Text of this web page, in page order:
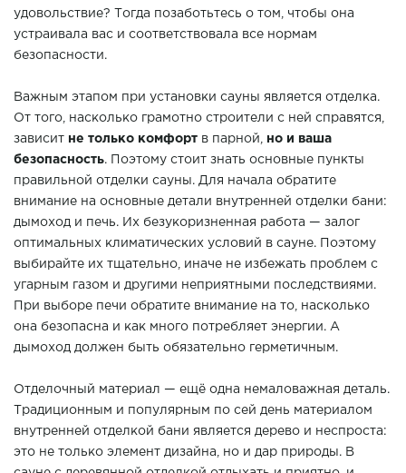
удовольствие? Тогда позаботьтесь о том, чтобы она
устраивала вас и соответствовала все нормам
безопасности.
Важным этапом при установки сауны является отделка.
От того, насколько грамотно строители с ней справятся,
зависит не только комфорт в парной, но и ваша
безопасность. Поэтому стоит знать основные пункты
правильной отделки сауны. Для начала обратите
внимание на основные детали внутренней отделки бани:
дымоход и печь. Их безукоризненная работа — залог
оптимальных климатических условий в сауне. Поэтому
выбирайте их тщательно, иначе не избежать проблем с
угарным газом и другими неприятными последствиями.
При выборе печи обратите внимание на то, насколько
она безопасна и как много потребляет энергии. А
дымоход должен быть обязательно герметичным.
Отделочный материал — ещё одна немаловажная деталь.
Традиционным и популярным по сей день материалом
внутренней отделкой бани является дерево и неспроста:
это не только элемент дизайна, но и дар природы. В